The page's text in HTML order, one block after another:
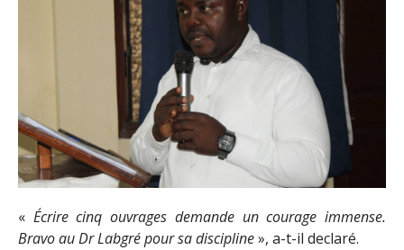
« Écrire cinq ouvrages demande un courage immense.
Bravo au Dr Labgré pour sa discipline», a-t-il declaré.